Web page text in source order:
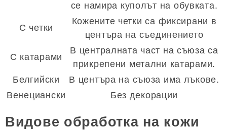
се намира куполът на обувката.
С четки
Кожените четки са фиксирани в
центъра на съединението
С катарами
В централната част на съюза са
прикрепени метални катарами.
Белгийски
В центъра на съюза има лъкове.
Венециански
Без декорации
Видове обработка на кожи